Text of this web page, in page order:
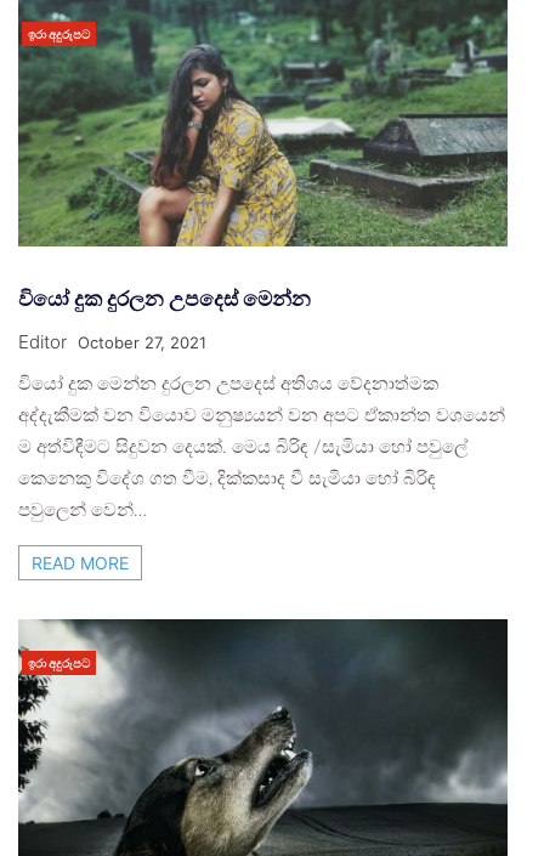
ඉරා අදුරුපට
වියෝ දුක දුරලන උපදෙස් මෙන්න
Editor October 27, 2021
වියෝ දුක මෙන්න දුරලන උපදෙස් අතිශය වේදනාත්මක
අද්දැකීමක් වන වියොව මනුෂ්‍යයන් වන අපට ඒකාන්ත වශයෙන්
ම අත්විඳීමට සිදුවන දෙයක්. මෙය බිරිඳ /සැමියා හෝ පවුලේ
කෙනෙකු විදේශ ගත වීම, දික්කසාද වී සැමියා හෝ බිරිඳ
පවුලෙන් වෙන්…
READ MORE
ඉරා අදුරුපට